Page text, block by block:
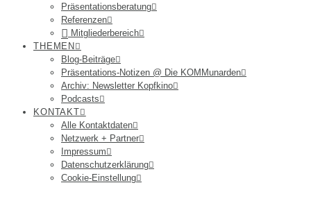
Präsentationsberatung
Referenzen
Mitgliederbereich
THEMEN
Blog-Beiträge
Präsentations-Notizen @ Die KOMMunarden
Archiv: Newsletter Kopfkino
Podcasts
KONTAKT
Alle Kontaktdaten
Netzwerk + Partner
Impressum
Datenschutzerklärung
Cookie-Einstellung